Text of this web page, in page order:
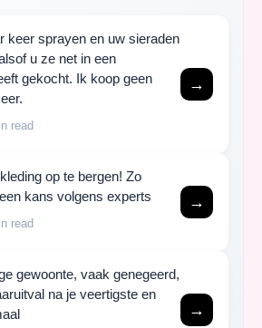
keer sprayen en uw sieraden
u ze net in een
gekocht. Ik koop geen
read
→
op te bergen! Zo
kans volgens experts
read
→
gewoonte, vaak genegeerd,
na je veertigste en
→